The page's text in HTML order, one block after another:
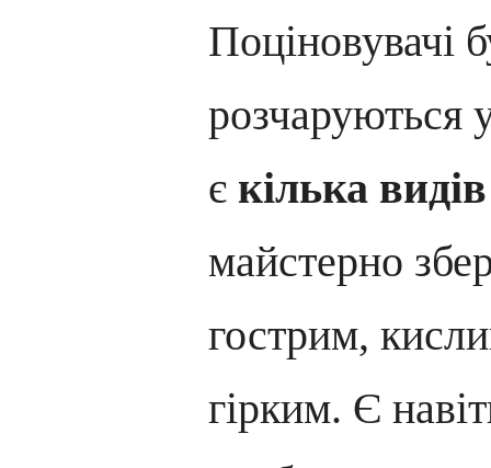
Поціновувачі
є кілька
майстерно
гострим,
гірким. Є